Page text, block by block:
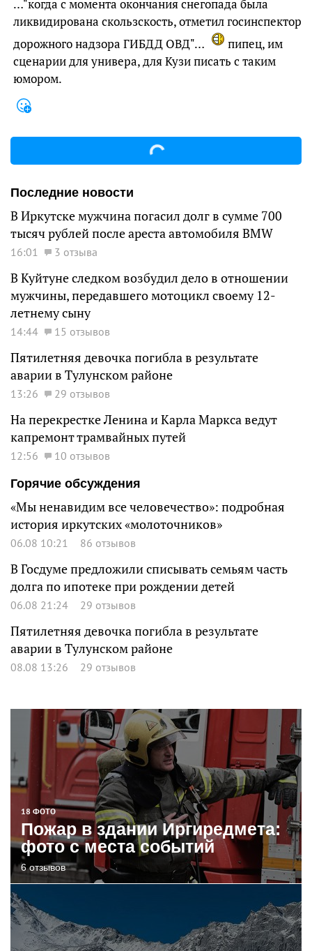
…"когда с момента окончания снегопада была
ликвидирована скользскость, отметил госинспектор
дорожного надзора ГИБДД ОВД"…
пипец, им
сценарии для универа, для Кузи писать с таким
юмором.
Последние новости
В Иркутске мужчина погасил долг в сумме 700
тысяч рублей после ареста автомобиля BMW
16:01 3 отзыва
В Куйтуне следком возбудил дело в отношении
мужчины, передавшего мотоцикл своему 12-
летнему сыну
14:44 15 отзывов
Пятилетняя девочка погибла в результате
аварии в Тулунском районе
13:26 29 отзывов
На перекрестке Ленина и Карла Маркса ведут
капремонт трамвайных путей
12:56
10 отзывов
Горячие обсуждения
«Мы ненавидим все человечество»: подробная
история иркутских «молоточников»
06.08 10:21 86 отзывов
В Госдуме предложили списывать семьям часть
долга по ипотеке при рождении детей
06.08 21:24 29 отзывов
Пятилетняя девочка погибла в результате
аварии в Тулунском районе
08.08 13:26 29 отзывов
18 ФОТО
Пожар в здании Иргиредмета:
фото с места событий
6 отзывов